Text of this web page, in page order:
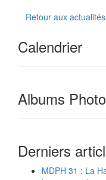
Retour aux actualités
Calendrier
Albums
Derniers
MDPH 31 : La